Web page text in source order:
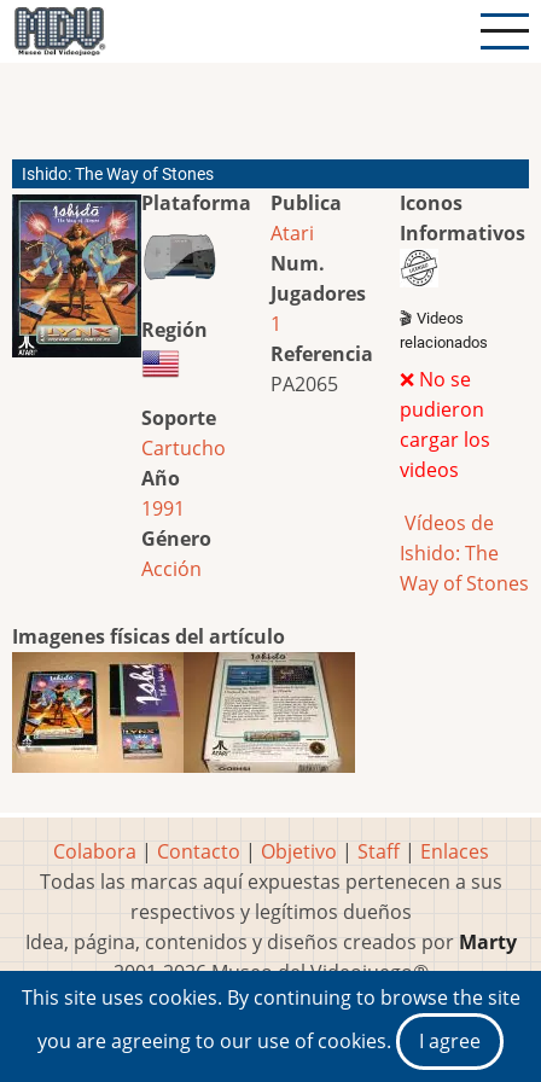
Pasar
al
Ishido: The Way of Stones
Plataforma
Región
Soporte
Cartucho
Año
1991
Género
Acción
Publica
Atari
Num.
Jugadores
1
Referencia
PA2065
Iconos
Informativos
🎬 Videos
relacionados
❌ No se
pudieron
cargar los
videos
Vídeos de
Ishido: The
Way of Stones
Imagenes físicas del artículo
Colabora | Contacto | Objetivo | Staff| Enlaces
Todas las marcas aquí expuestas pertenecen a sus
respectivos y legítimos dueños
Idea, página, contenidos y diseños creados por Marty
2001-2026 Museo del Videojuego®
This site uses cookies. By continuing to browse the site
you are agreeing to our use of cookies.
I agree